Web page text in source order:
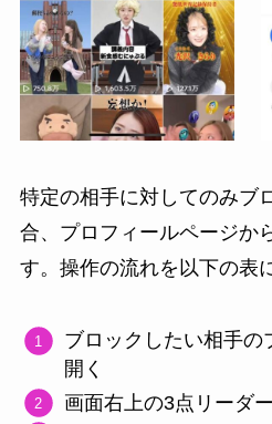
特定の相手に対してのみブ
合、プロフィールページか
す。操作の流れを以下の表
ブロックしたい相手の
開く
画面右上の3点リーダ